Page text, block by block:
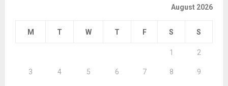
August 2026
M T W T F S S
1 2
3 4 5 6 7 8 9